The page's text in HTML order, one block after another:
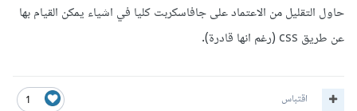
حاول التقليل من الاعتماد على جافاسكربت كليا في اشياء يمكن القيام بها
عن طريق css (رغم انها قادرة).
1 اقتباس